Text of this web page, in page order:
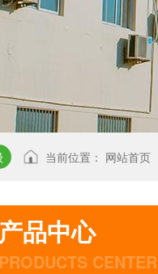
当前位置： 网站首页
产品中心
PRODUCTS CENTER